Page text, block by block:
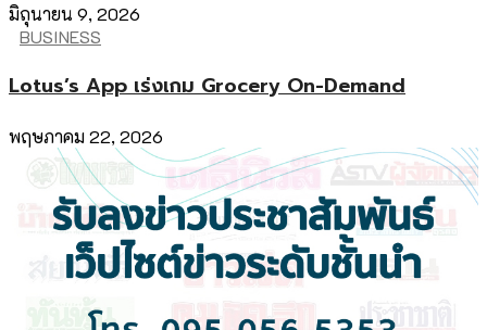
มิถุนายน 9, 2026
BUSINESS
Lotus’s App เร่งเกม Grocery On-Demand
พฤษภาคม 22, 2026